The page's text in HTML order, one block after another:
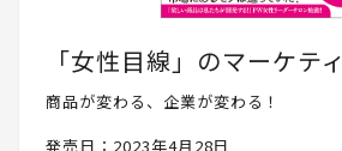
「女性目線」のマーケテ
商品が変わる、企業が変わる！
発売日：2023年4月28日